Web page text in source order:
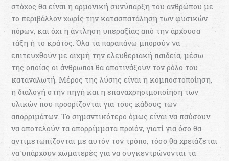
στόχος θα είναι η αρμονική συνύπαρξη του ανθρώπου με
το περιβάλλον χωρίς την κατασπατάληση των φυσικών
πόρων, και όχι η άντληση υπεραξίας από την άρχουσα
τάξη ή το κράτος. Όλα τα παραπάνω μπορούν να
επιτευχθούν με αιχμή την ελευθεριακή παιδεία, μέσω
της οποίας οι άνθρωποι θα αποτινάξουν τον ρόλο του
καταναλωτή. Μέρος της λύσης είναι η κομποστοποίηση,
η διαλογή στην πηγή και η επαναχρησιμοποίηση των
υλικών που προορίζονται για τους κάδους των
απορριμάτων. Το σημαντικότερο όμως είναι να παύσουν
να αποτελούν τα απορρίμματα προϊόν, γιατί για όσο θα
αντιμετωπίζονται με αυτόν τον τρόπο, τόσο θα χρειάζεται
να υπάρχουν χωματερές για να συγκεντρώνονται τα